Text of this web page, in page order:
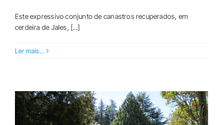
Este expressivo conjunto de canastros recuperados, em
cerdeira de Jales, [...]
Ler mais...